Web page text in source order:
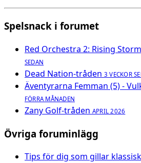
Spelsnack i forumet
Red Orchestra 2: Rising
SEDAN
Dead Nation-tråden 3 VECKOR
Äventyrarna Femman (5) -
FÖRRA MÅNADEN
Zany Golf-tråden APRIL 2026
Övriga foruminlägg
Tips för dig som gillar